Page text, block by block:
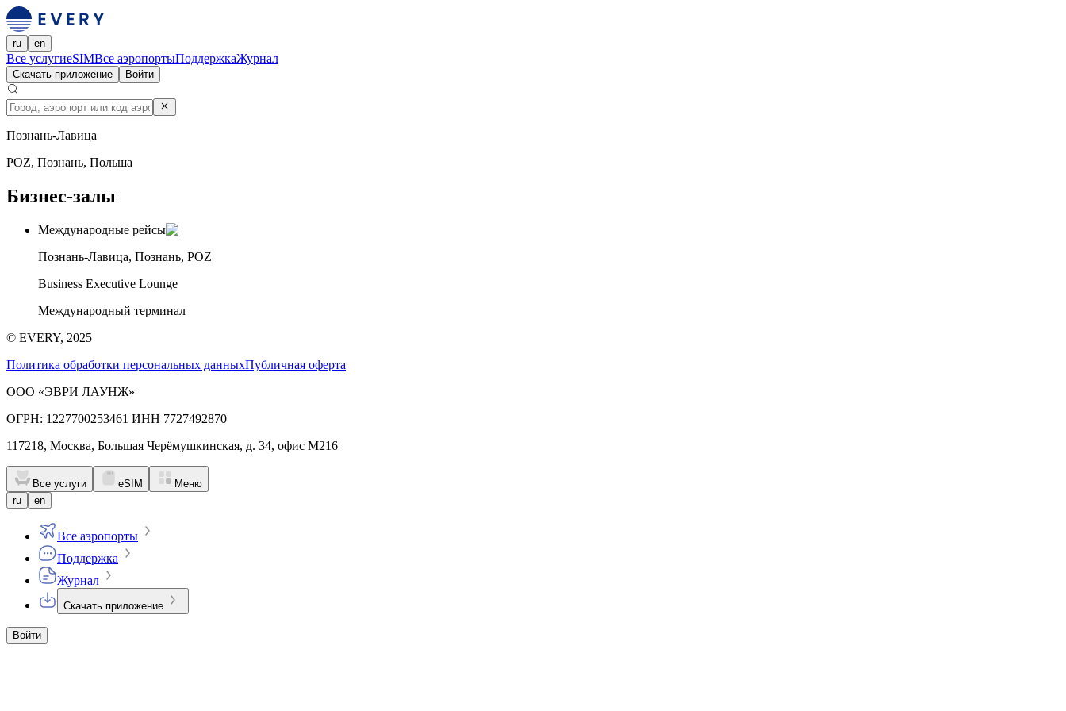
ru en
Все услугиeSIMВсе аэропортыПоддержкаЖурнал
Скачать приложение Войти
Познань-Лавица
POZ, Познань, Польша
Бизнес-залы
Международные рейсы
Познань-Лавица, Познань, POZ
Business Executive Lounge
Международный терминал
© EVERY, 2025
Политика обработки персональных данныхПубличная оферта
ООО «ЭВРИ ЛАУНЖ»
ОГРН: 1227700253461 ИНН 7727492870
117218, Москва, Большая Черёмушкинская, д. 34, офис М216
Все услуги eSIM
Меню
ru
en
Все аэропорты
Поддержка
Журнал
Скачать приложение
Войти